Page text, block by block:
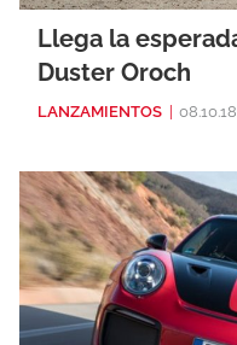
Llega la
Duster Oroch
LANZAMIENTOS 08.10.18